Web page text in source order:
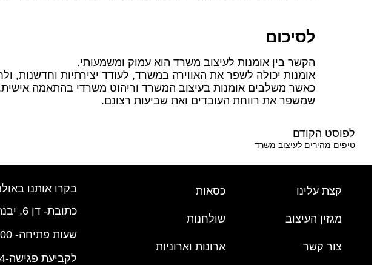
לסיכום
הקשר בין אומנות לעיצוב משרד הוא עמוק ומשמעותי.
אומנות יכולה לשפר את האווירה במשרד, לעודד יצירתיות וחדשנות,
כאשר משלבים אומנות בעיצוב המשרד וריהוט משרדי בהתאמה אישית,
שמשפר את רווחת העובדים ואת שביעות רצונם.
לפוסט הקודם
טיפים מהירים לעיצוב משרד
קצת עלינו
מגזין העיצוב
צור קשר
כסאות
שולחנות
ארונות וארוניות
בקרו אותנו
כתובת- דן 6, יבנה
שעות פתיחה- 9:00-16:00
לקביעת פגישה-08-8624964